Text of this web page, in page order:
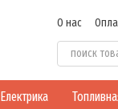
О нас
Електрика